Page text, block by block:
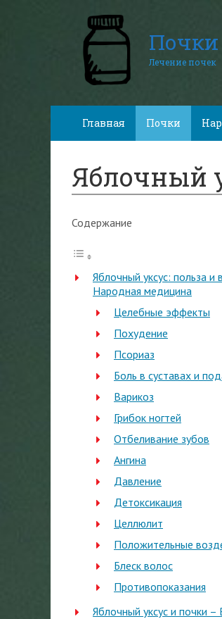
Почки
Лечение почек
Главная Почки
Яблочный
Содержание
Яблочный уксус: польза
Народная медицина
Целебные эффекты
Похудение
Псориаз
Боль в суставах и
Варикоз
Грибок ногтей
Отбеливание зубов
Ангина
Давление
Детоксикация
Целлюлит
Положительные
Блеск волос
Противопоказания
Яблочный уксус и почки –